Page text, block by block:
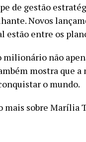
de gestão
Novos
entre os
milionário não
mostra que a
o mundo.
sobre Marília